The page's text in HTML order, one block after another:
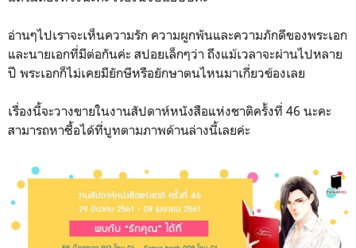
อ่านๆไปเราจะเห็นความรัก ความผูกพันและความภักดีของพระเอก
และนายเอกที่มีต่อกันค่ะ สปอยเล็กๆว่า ถึงแม้เวลาจะผ่านไปหลาย
ปี พระเอกก็ไม่เคยมียักษีหรือยักษาตนไหนมาเกี่ยวข้องเลย
เรื่องนี้จะวางขายในงานสัปดาห์หนังสือแห่งชาติครั้งที่ 46 นะคะ
สามารถหาซื้อได้ที่บูทตามภาพด้านล่างนี้เลยค่ะ